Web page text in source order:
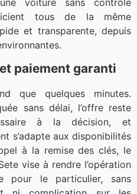
voiture sans contrôle
tous de la même
et transparente, depuis
paiement garanti
que quelques minutes.
sans délai, l’offre reste
à la décision, et
s’adapte aux disponibilités
à la remise des clés, le
vise à rendre l’opération
pour le particulier, sans